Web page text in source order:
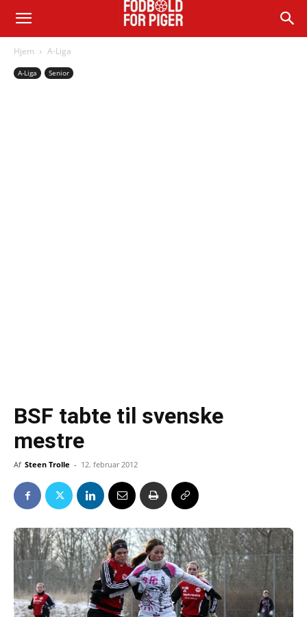
Hjem A-Liga
A-Liga Senior
BSF tabte til svenske
mestre
Af Steen Trolle - 12. februar 2012